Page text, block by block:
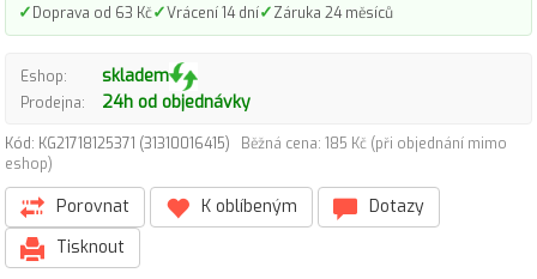
✓Doprava od 63 Kč✓Vrácení 14 dní✓Záruka 24 měsíců
Eshop: skladem
Prodejna: 24h od objednávky
Kód: KG21718125371 (31310016415)
Běžná cena: 185 Kč (při objednání mimo
eshop)
Porovnat K oblíbeným
Dotazy
Tisknout